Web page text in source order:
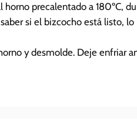
horno precalentado a 180ºC,
saber si el bizcocho está listo,
y desmolde. Deje enfriar